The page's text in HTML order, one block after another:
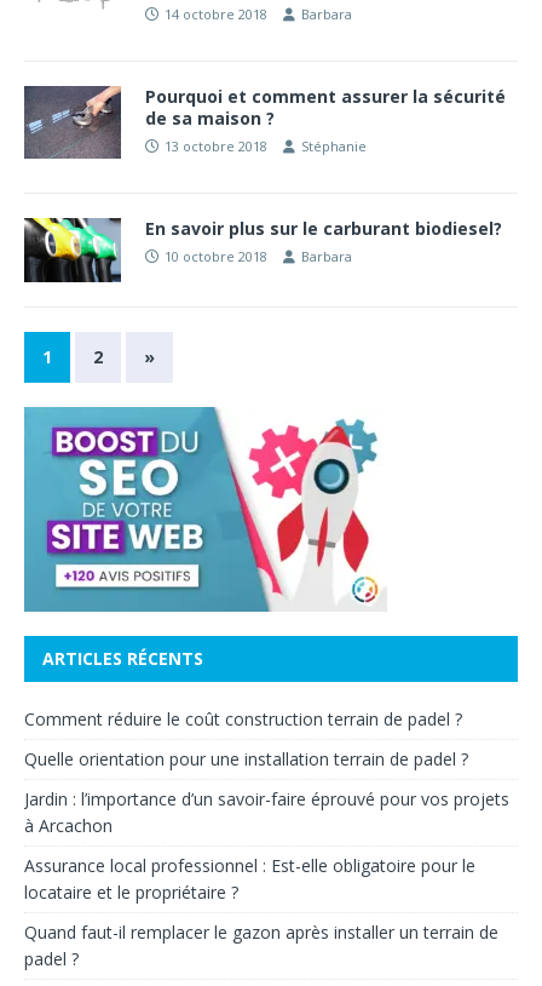
14 octobre 2018 Barbara
Pourquoi et comment assurer la sécurité
de sa maison ?
13 octobre 2018 Stéphanie
En savoir plus sur le carburant biodiesel?
10 octobre 2018 Barbara
1 2 »
ARTICLES RÉCENTS
Comment réduire le coût construction terrain de padel ?
Quelle orientation pour une installation terrain de padel ?
Jardin : l’importance d’un savoir-faire éprouvé pour vos projets
à Arcachon
Assurance local professionnel : Est-elle obligatoire pour le
locataire et le propriétaire ?
Quand faut-il remplacer le gazon après installer un terrain de
padel ?